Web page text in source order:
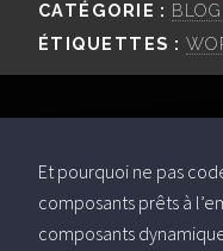
CATÉGORIE : BLOG
ÉTIQUETTES :
Et pourquoi ne pas
composants prêts à
composants